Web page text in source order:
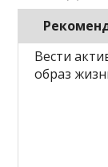
Вести
образ